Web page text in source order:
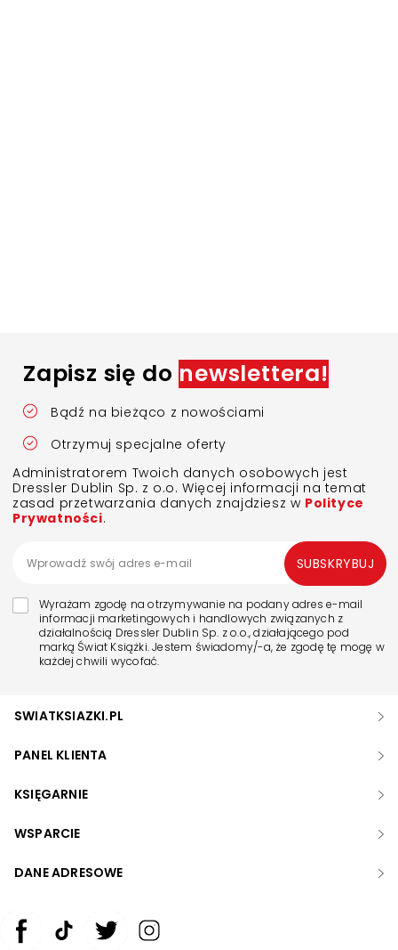
Zapisz się do newslettera!
Bądź na bieżąco z nowościami
Otrzymuj specjalne oferty
Administratorem Twoich danych osobowych jest
Dressler Dublin Sp. z o.o. Więcej informacji na temat
zasad przetwarzania danych znajdziesz w Polityce
Prywatności.
Wyrażam zgodę na otrzymywanie na podany adres e-mail
informacji marketingowych i handlowych związanych z
działalnością Dressler Dublin Sp. z o.o., działającego pod
marką Świat Książki. Jestem świadomy/-a, że zgodę tę mogę w
każdej chwili wycofać.
SUBSKRYBUJ
SWIATKSIAZKI.PL
PANEL KLIENTA
KSIĘGARNIE
WSPARCIE
DANE ADRESOWE
Zwiększ rozmiar czcionki